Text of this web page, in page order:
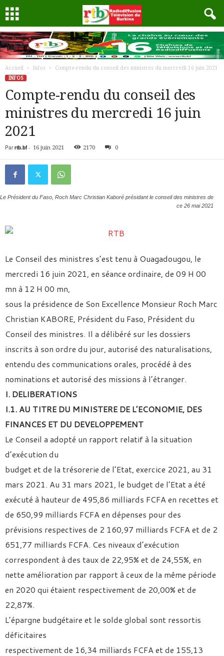
Accueil Infos
Compte-rendu du conseil des ministres du mercredi 16 juin 2021
INFOS
Compte-rendu du conseil des
ministres du mercredi 16 juin
2021
Par rtb.bf- 16 juin 2021 2170 0
Le Président du Faso, Roch Marc Christian Kaboré présidant le conseil des ministres de
ce 26 mai 2021
Le Conseil des ministres s’est tenu à Ouagadougou, le
mercredi 16 juin 2021, en séance ordinaire, de 09 H 00
mn à 12 H 00 mn,
sous la présidence de Son Excellence Monsieur Roch Marc
Christian KABORE, Président du Faso, Président du
Conseil des ministres. Il a délibéré sur les dossiers
inscrits à son ordre du jour, autorisé des naturalisations,
entendu des communications orales, procédé à des
nominations et autorisé des missions à l’étranger.
I. DELIBERATIONS
I.1. AU TITRE DU MINISTERE DE L’ECONOMIE, DES
FINANCES ET DU DEVELOPPEMENT
Le Conseil a adopté un rapport relatif à la situation
d’exécution du
budget et de la trésorerie de l’Etat, exercice 2021, au 31
mars 2021. Au 31 mars 2021, le budget de l’Etat a été
exécuté à hauteur de 495,86 milliards FCFA en recettes et
de 650,99 milliards FCFA en dépenses pour des
prévisions respectives de 2 160,97 milliards FCFA et de 2
651,77 milliards FCFA. Ces niveaux d’exécution
correspondent à des taux de 22,95% et de 24,55%, en
nette amélioration par rapport à ceux de la même période
en 2020 qui étaient respectivement de 20,00% et de
22,87%.
L’épargne budgétaire et le solde global sont ressortis
déficitaires
respectivement de 16,34 milliards FCFA et de 155,13